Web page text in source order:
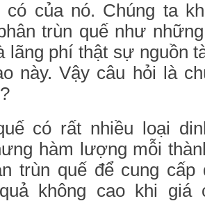
của nó. Chúng ta
trùn quế như
lãng phí thật sự nguồn
này. Vậy câu hỏi là
có rất nhiều loại
hàm lượng mỗi
trùn quế để cung
không cao khi giá